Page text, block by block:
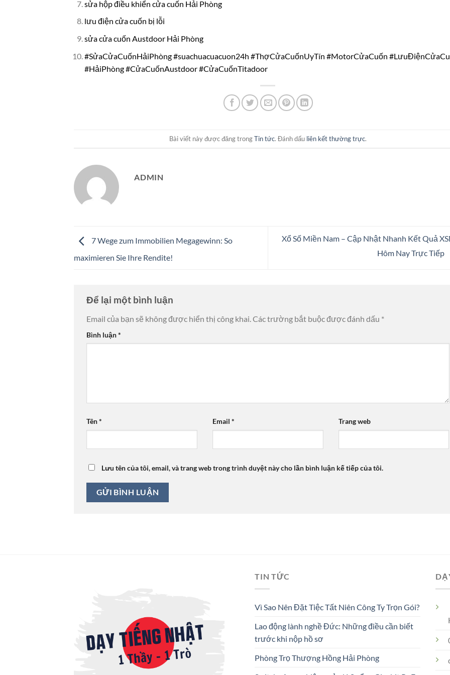
sửa hộp điều khiển cửa cuốn Hải Phòng
lưu điện cửa cuốn bị lỗi
sửa cửa cuốn Austdoor Hải Phòng
#SửaCửaCuốnHảiPhòng #suachuacuacuon24h #ThợCửaCuốnUyTín #MotorCửaCuốn
#HảiPhòng #CửaCuốnAustdoor #CửaCuốnTitadoor
Bài viết này được đăng trongTin tức. Đánh dấu liên kết thường trực.
ADMIN
7 Wege zum Immobilien Megagewinn: So
maximieren Sie Ihre Rendite!
Xổ Số Miền Nam – Cập Nhật Nhanh Kết Quả
Hôm Nay Trực Tiếp
Để lại một bình luận
Email của bạn sẽ không được hiển thị công khai. Các trường bắt buộc được đánh dấu *
Bình luận*
Tên* Email * Trang web
Lưu tên của tôi, email, và trang web trong trình duyệt này cho lần bình luận kế tiếp của tôi.
TIN TỨC
Vì Sao Nên Đặt Tiệc Tất Niên Công Ty Trọn Gói?
Lao động lành nghề Đức: Những điều cần biết
trước khi nộp hồ sơ
Phòng Trọ Thượng Hồng Hải Phòng